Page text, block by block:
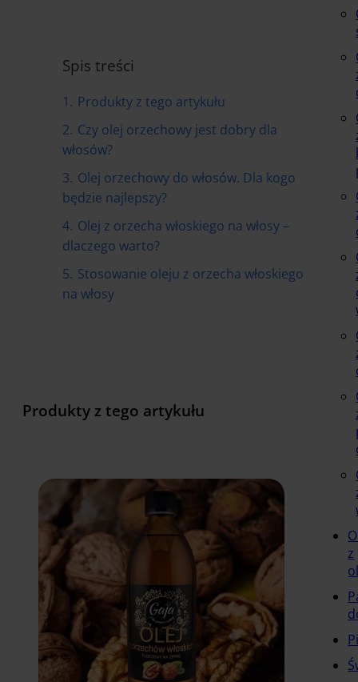
Spis treści
1. Produkty z tego artykułu
2. Czy olej orzechowy jest dobry dla
włosów?
3. Olej orzechowy do włosów. Dla kogo
będzie najlepszy?
4. Olej z orzecha włoskiego na włosy –
dlaczego warto?
5. Stosowanie oleju z orzecha włoskiego
na włosy
Produkty z tego artykułu
z